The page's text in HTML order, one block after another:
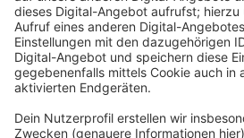
Hinweise auf den Aufenthaltsort
das Kriminalkommissariat 25 in
Telefonnummer 02131-300-0